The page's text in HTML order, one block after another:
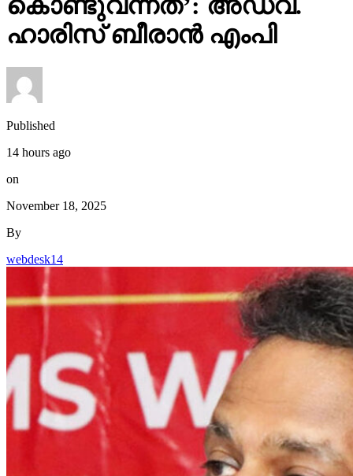
കൊണ്ടുവന്നത്’: അഡ്വ.
ഹാരിസ് ബീരാൻ എംപി
Published
14 hours ago
on
November 18, 2025
By
webdesk14